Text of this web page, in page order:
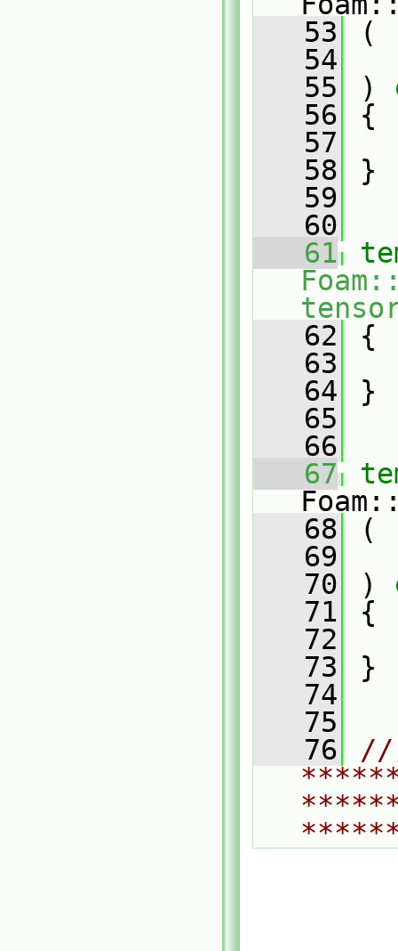
   53
(
   54
   55
)
   56
{
   57
   58
}
   59
   60
   61
   62
{
   63
   64
}
   65
   66
   67
   68
(
   69
   70
)
   71
{
   72
   73
}
   74
   75
   76
//